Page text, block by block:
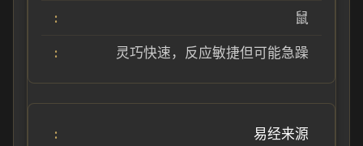
鼠
灵巧快速，反应敏捷但可能急躁
易经来源